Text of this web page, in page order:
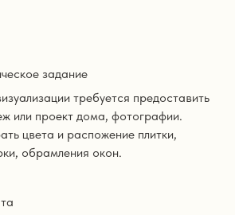
задание
требуется предоставить
или проект дома, фотографии.
цвета и распожение плитки,
обрамления окон.